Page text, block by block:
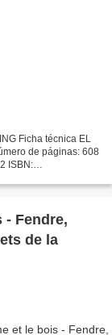
Ficha técnica EL
de páginas: 608
ISBN:
de la